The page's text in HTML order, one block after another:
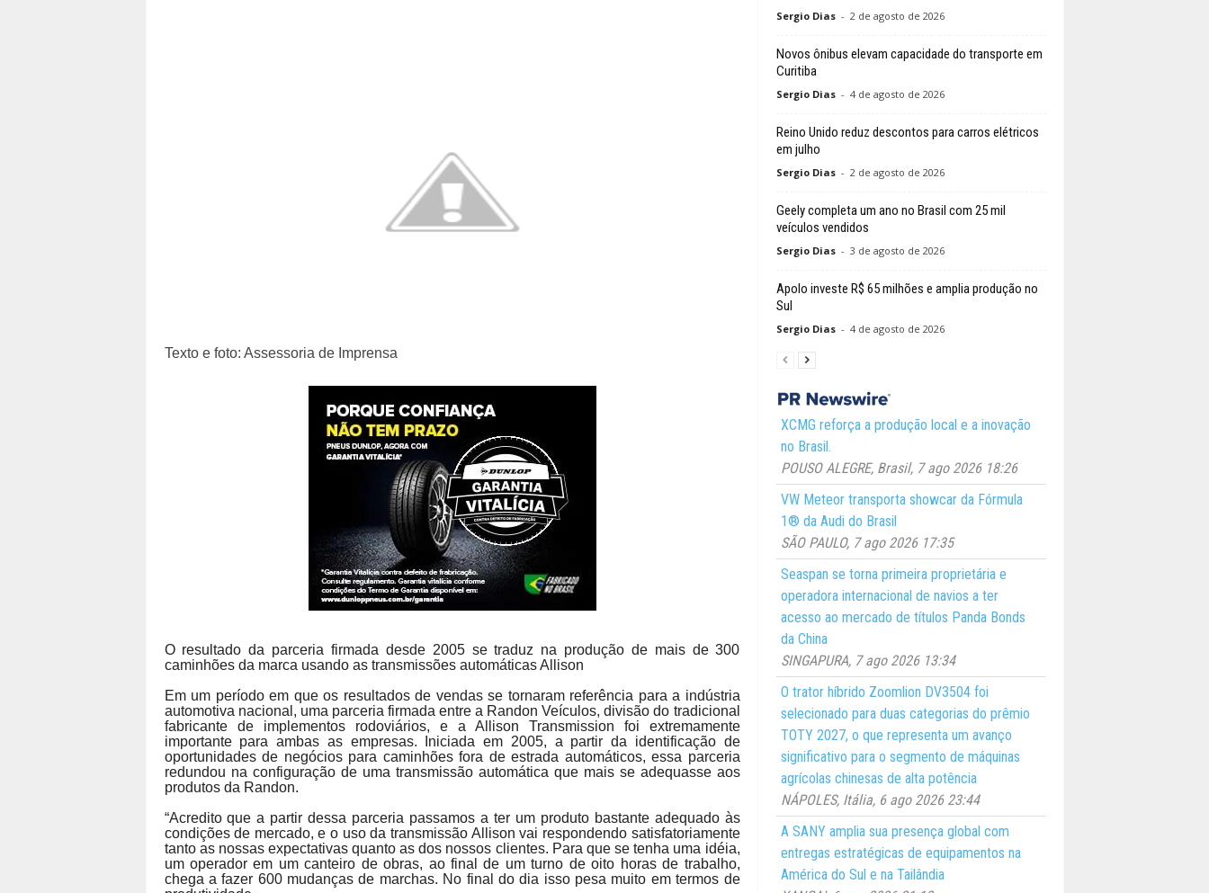
Texto e foto: Assessoria de Imprensa
O resultado da parceria firmada desde 2005 se traduz na produção de mais de 300
caminhões da marca usando as transmissões automáticas Allison
Em um período em que os resultados de vendas se tornaram referência para a indústria
automotiva nacional, uma parceria firmada entre a Randon Veículos, divisão do tradicional
fabricante de implementos rodoviários, e a Allison Transmission foi extremamente
importante para ambas as empresas. Iniciada em 2005, a partir da identificação de
oportunidades de negócios para caminhões fora de estrada automáticos, essa parceria
redundou na configuração de uma transmissão automática que mais se adequasse aos
produtos da Randon.
“Acredito que a partir dessa parceria passamos a ter um produto bastante adequado às
condições de mercado, e o uso da transmissão Allison vai respondendo satisfatoriamente
tanto as nossas expectativas quanto as dos nossos clientes. Para que se tenha uma idéia,
um operador em um canteiro de obras, ao final de um turno de oito horas de trabalho,
chega a fazer 600 mudanças de marchas. No final do dia isso pesa muito em termos de
Sergio Dias - 2 de agosto de 2026
Novos ônibus elevam capacidade do transporte em
Curitiba
Sergio Dias - 4 de agosto de 2026
Reino Unido reduz descontos para carros elétricos
em julho
Sergio Dias - 2 de agosto de 2026
Geely completa um ano no Brasil com 25 mil
veículos vendidos
Sergio Dias - 3 de agosto de 2026
Apolo investe R$ 65 milhões e amplia produção no
Sul
Sergio Dias - 4 de agosto de 2026
XCMG reforça a produção local e a inovação
no Brasil.
POUSO ALEGRE, Brasil, 7 ago 2026 18:26
VW Meteor transporta showcar da Fórmula
1® da Audi do Brasil
SÃO PAULO, 7 ago 2026 17:35
Seaspan se torna primeira proprietária e
operadora internacional de navios a ter
acesso ao mercado de títulos Panda Bonds
da China
SINGAPURA, 7 ago 2026 13:34
O trator híbrido Zoomlion DV3504 foi
selecionado para duas categorias do prêmio
TOTY 2027, o que representa um avanço
significativo para o segmento de máquinas
agrícolas chinesas de alta potência
NÁPOLES, Itália, 6 ago 2026 23:44
A SANY amplia sua presença global com
entregas estratégicas de equipamentos na
América do Sul e na Tailândia